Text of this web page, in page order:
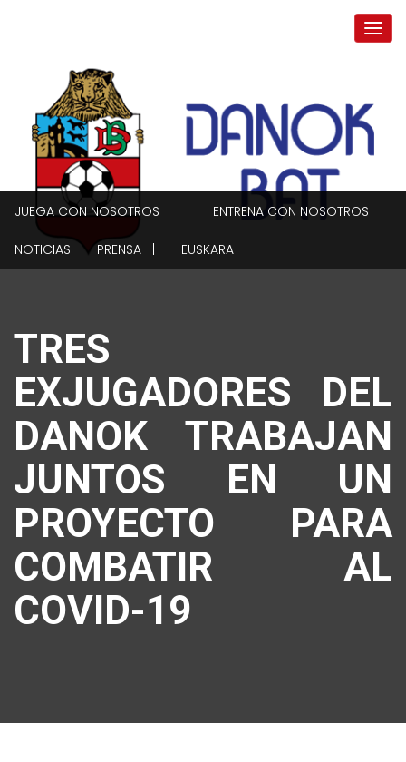
JUEGA CON NOSOTROS ENTRENA CON NOSOTROS
NOTICIAS PRENSA | EUSKARA
TRES
EXJUGADORES DEL
DANOK TRABAJAN
JUNTOS EN UN
PROYECTO PARA
COMBATIR AL
COVID-19